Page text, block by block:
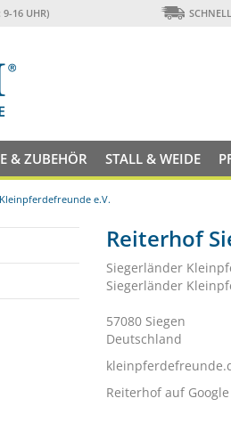
16 UHR)
& ZUBEHÖR STALL & WEIDE
e.V.
Reiterhof
Siegerländer
Siegerländer
57080 Siegen
Deutschland
Reiterhof auf